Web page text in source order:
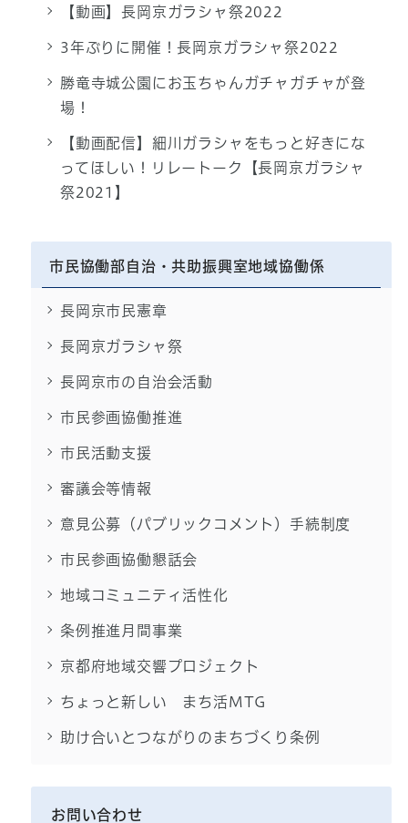
【動画】長岡京ガラシャ祭2022
3年ぶりに開催！長岡京ガラシャ祭2022
勝竜寺城公園にお玉ちゃんガチャガチャが登
場！
【動画配信】細川ガラシャをもっと好きにな
ってほしい！リレートーク【長岡京ガラシャ
祭2021】
市民協働部自治・共助振興室地域協働係
長岡京市民憲章
長岡京ガラシャ祭
長岡京市の自治会活動
市民参画協働推進
市民活動支援
審議会等情報
意見公募（パブリックコメント）手続制度
市民参画協働懇話会
地域コミュニティ活性化
条例推進月間事業
京都府地域交響プロジェクト
ちょっと新しい まち活MTG
助け合いとつながりのまちづくり条例
お問い合わせ